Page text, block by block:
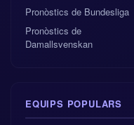
Pronòstics de Bundesliga
Pronòstics de
Damallsvenskan
EQUIPS POPULARS